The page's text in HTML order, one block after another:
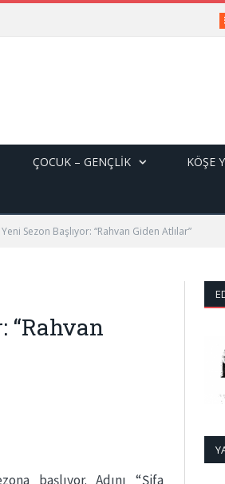
ÇOCUK – GENÇLIK KÖŞE
Sezon Başlıyor: “Rahvan Giden Atlılar”
“Rahvan
başlıyor. Adını “Şifa